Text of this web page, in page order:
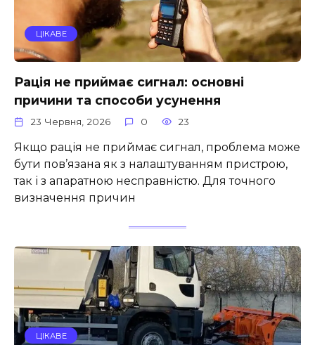
ЦІКАВЕ
Рація не приймає сигнал: основні
причини та способи усунення
23 Червня, 2026 0 23
Якщо рація не приймає сигнал, проблема може
бути пов’язана як з налаштуванням пристрою,
так і з апаратною несправністю. Для точного
визначення причин
ЦІКАВЕ